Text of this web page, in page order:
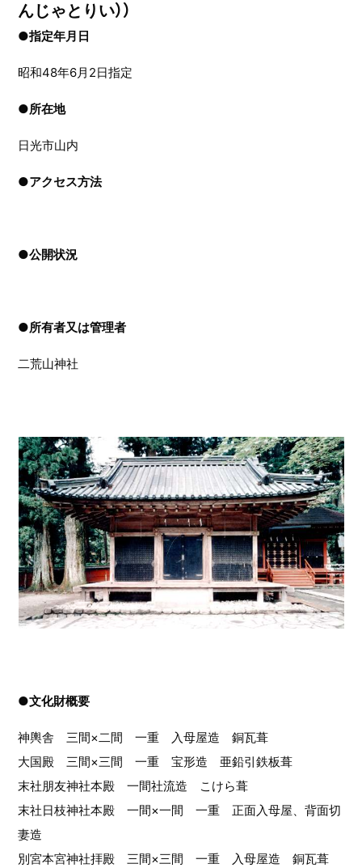
んじゃとりい））
●指定年月日
昭和48年6月2日指定
●所在地
日光市山内
●アクセス方法
●公開状況
●所有者又は管理者
二荒山神社
●文化財概要
神輿舎 三間×二間 一重 入母屋造 銅瓦葺
大国殿 三間×三間 一重 宝形造 亜鉛引鉄板葺
末社朋友神社本殿 一間社流造 こけら葺
末社日枝神社本殿 一間×一間 一重 正面入母屋、背面切
妻造
別宮本宮神社拝殿 三間×三間 一重 入母屋造 銅瓦葺